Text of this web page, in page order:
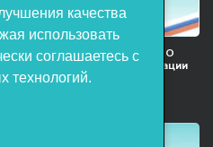
Сертификат участника ООО
НТП «ЭнергияЛаб» ассоциации
предприятий индустрии
качества
использовать
соглашаетесь с
технологий.